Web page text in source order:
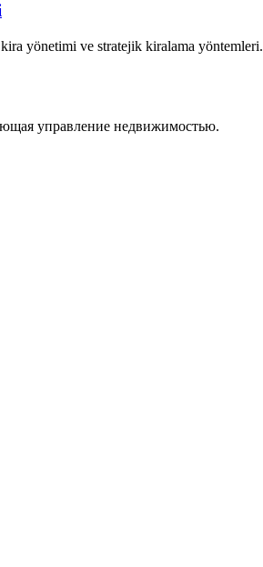
yönetimi ve stratejik kiralama yöntemleri.
управление недвижимостью.